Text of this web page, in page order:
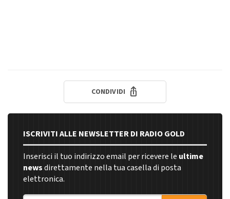
CONDIVIDI
ISCRIVITI ALLE NEWSLETTER DI RADIO GOLD
Inserisci il tuo indirizzo email per ricevere le ultime
newsdirettamente nella tua casella di posta
elettronica.